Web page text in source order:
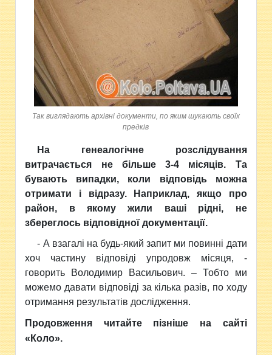
Так виглядають архівні документи, по яким шукають своїх
предків
На генеалогічне розслідування
витрачається не більше 3-4 місяців. Та
бувають випадки, коли відповідь можна
отримати і відразу. Наприклад, якщо про
район, в якому жили ваші рідні, не
збереглось відповідної документації.
- А взагалі на будь-який запит ми повинні дати
хоч частину відповіді упродовж місяця, -
говорить Володимир Васильович. – Тобто ми
можемо давати відповіді за кілька разів, по ходу
отримання результатів дослідження.
Продовження читайте пізніше на сайті
«Коло».